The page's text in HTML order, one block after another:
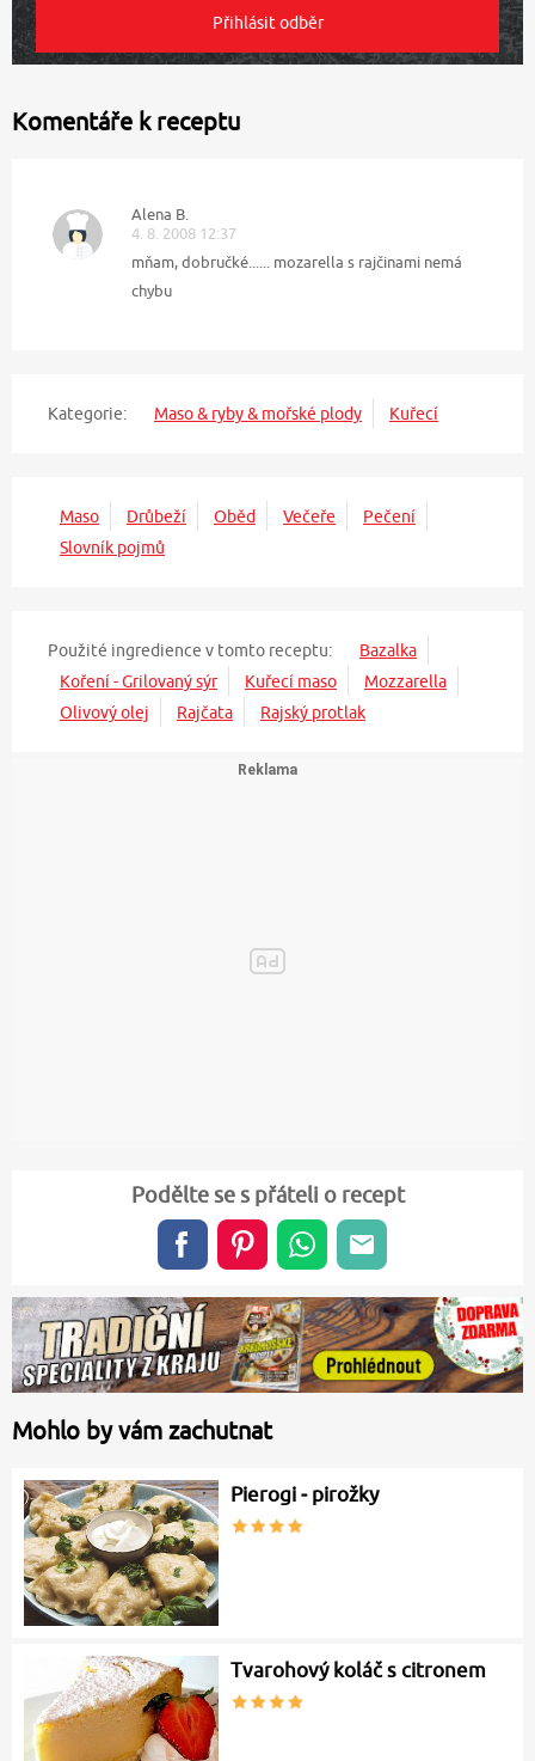
Komentáře k receptu
Alena B.
4. 8. 2008 12:37
mňam, dobručké...... mozarella s rajčinami nemá
chybu
Kategorie: Maso & ryby & mořské plody Kuřecí
Maso Drůbeží Oběd Večeře
Pečení
Slovník pojmů
Použité ingredience v tomto receptu:
Bazalka
Koření - Grilovaný sýr
Kuřecí maso
Mozzarella
Olivový olej
Rajčata Rajský protlak
Podělte se s přáteli o recept
Mohlo by vám zachutnat
Pierogi ‒ pirožky
Tvarohový koláč s citronem